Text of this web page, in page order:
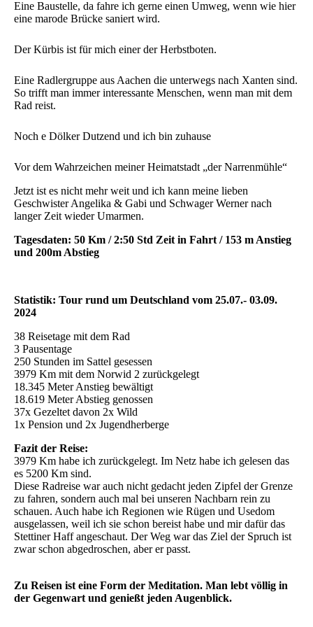
Eine Baustelle, da fahre ich gerne einen Umweg, wenn wie hier
eine marode Brücke saniert wird.
Der Kürbis ist für mich einer der Herbstboten.
Eine Radlergruppe aus Aachen die unterwegs nach Xanten sind.
So trifft man immer interessante Menschen, wenn man mit dem
Rad reist.
Noch e Dölker Dutzend und ich bin zuhause
Vor dem Wahrzeichen meiner Heimatstadt „der Narrenmühle“
Jetzt ist es nicht mehr weit und ich kann meine lieben
Geschwister Angelika & Gabi und Schwager Werner nach
langer Zeit wieder Umarmen.
Tagesdaten: 50 Km / 2:50 Std Zeit in Fahrt / 153 m Anstieg
und 200m Abstieg
Statistik: Tour rund um Deutschland vom 25.07.- 03.09.
2024
38 Reisetage mit dem Rad
3 Pausentage
250 Stunden im Sattel gesessen
3979 Km mit dem Norwid 2 zurückgelegt
18.345 Meter Anstieg bewältigt
18.619 Meter Abstieg genossen
37x Gezeltet davon 2x Wild
1x Pension und 2x Jugendherberge
Fazit der Reise:
3979 Km habe ich zurückgelegt. Im Netz habe ich gelesen das
es 5200 Km sind.
Diese Radreise war auch nicht gedacht jeden Zipfel der Grenze
zu fahren, sondern auch mal bei unseren Nachbarn rein zu
schauen. Auch habe ich Regionen wie Rügen und Usedom
ausgelassen, weil ich sie schon bereist habe und mir dafür das
Stettiner Haff angeschaut. Der Weg war das Ziel der Spruch ist
zwar schon abgedroschen, aber er passt.
Zu Reisen ist eine Form der Meditation. Man lebt völlig in
der Gegenwart und genießt jeden Augenblick.